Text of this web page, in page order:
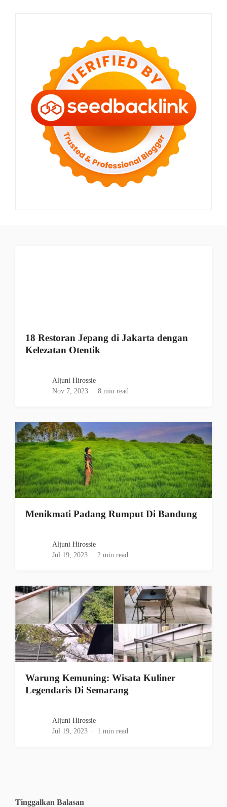
18 Restoran Jepang di Jakarta dengan
Kelezatan Otentik
Aljuni Hirossie
Nov 7, 2023
8 min read
Menikmati Padang Rumput Di Bandung
Aljuni Hirossie
Jul 19, 2023
2 min read
Warung Kemuning: Wisata Kuliner
Legendaris Di Semarang
Aljuni Hirossie
Jul 19, 2023
1 min read
Tinggalkan Balasan